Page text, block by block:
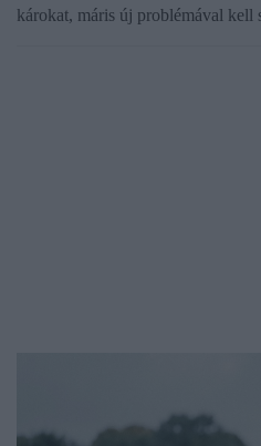
károkat, máris új problémával kell